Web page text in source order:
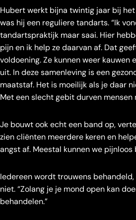
Hubert werkt bijna twintig jaar bij het
was hij een reguliere tandarts. “Ik
tandartspraktijk maar saai. Hier
pijn en ik help ze daarvan af. Dat
voldoening. Ze kunnen weer kauwen
uit. In deze samenleving is een
maatstaf. Het is moeilijk als je daar
Met een slecht gebit durven mensen
Je bouwt ook echt een band op,
zien cliënten meerdere keren en
angst af. Meestal kunnen we pijnloos
Iedereen wordt trouwens
niet. “Zolang je je mond open kan
behandelen.”